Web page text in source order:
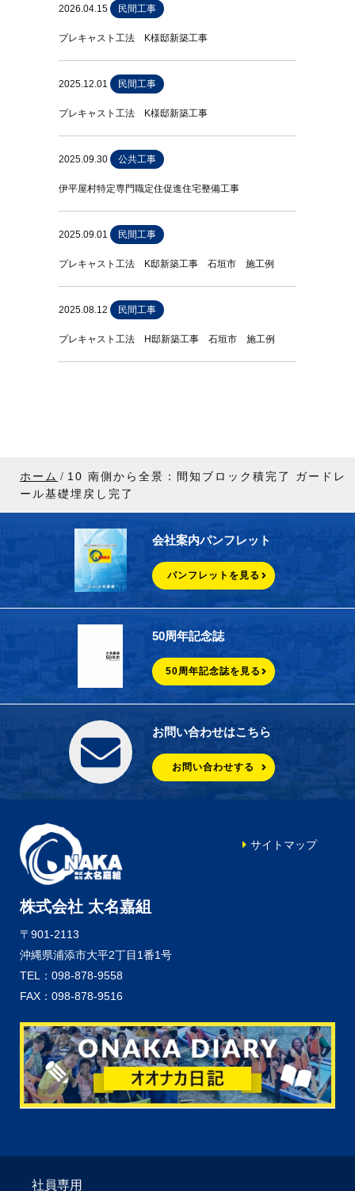
2026.04.15 民間工事
プレキャスト工法 K様邸新築工事
2025.12.01 民間工事
プレキャスト工法 K様邸新築工事
2025.09.30 公共工事
伊平屋村特定専門職定住促進住宅整備工事
2025.09.01 民間工事
プレキャスト工法 K邸新築工事 石垣市 施工例
2025.08.12 民間工事
プレキャスト工法 H邸新築工事 石垣市 施工例
ホーム
10 南側から全景：間知ブロック積完了 ガードレ
ール基礎埋戻し完了
会社案内パンフレット
パンフレットを見る
50周年記念誌
50周年記念誌を見る
お問い合わせはこちら
お問い合わせする
株式会社 太名嘉組
〒901-2113
沖縄県浦添市大平2丁目1番1号
TEL：098-878-9558
FAX：098-878-9516
サイトマップ
社員専用